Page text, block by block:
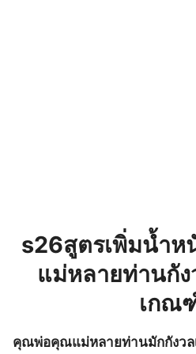
s26สูตรเพิ่มน้ำ
แม่หลายท่านกั
เกณ
คุณพ่อคุณแม่หลายท่านมักกังวล